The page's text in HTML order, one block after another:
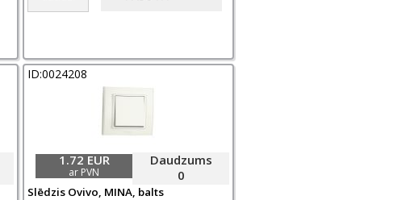
ID:0024208
Daudzums
0
1.72 EUR
ar PVN
Slēdzis Ovivo, MINA, balts